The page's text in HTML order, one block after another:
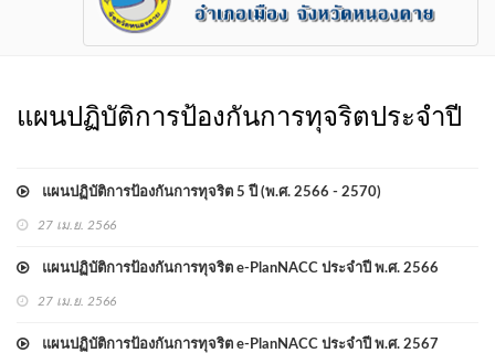
แผนปฏิบัติการป้องกันการทุจริตประจำปี
แผนปฏิบัติการป้องกันการทุจริต 5 ปี (พ.ศ. 2566 - 2570)
27 เม.ย. 2566
แผนปฏิบัติการป้องกันการทุจริต e-PlanNACC ประจำปี พ.ศ. 2566
27 เม.ย. 2566
แผนปฏิบัติการป้องกันการทุจริต e-PlanNACC ประจำปี พ.ศ. 2567